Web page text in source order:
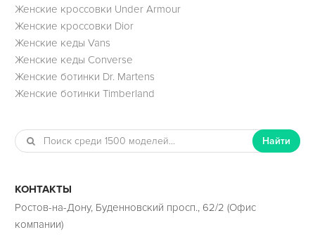
Женские кроссовки Under Armour
Женские кроссовки Dior
Женские кеды Vans
Женские кеды Converse
Женские ботинки Dr. Martens
Женские ботинки Timberland
Найти
КОНТАКТЫ
Ростов-на-Дону, Буденновский просп., 62/2 (Офис
компании)